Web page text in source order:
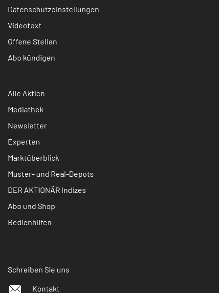
Datenschutzeinstellungen
Videotext
Offene Stellen
Abo kündigen
Alle Aktien
Mediathek
Newsletter
Experten
Marktüberblick
Muster- und Real-Depots
DER AKTIONÄR Indizes
Abo und Shop
Bedienhilfen
Schreiben Sie uns
Kontakt